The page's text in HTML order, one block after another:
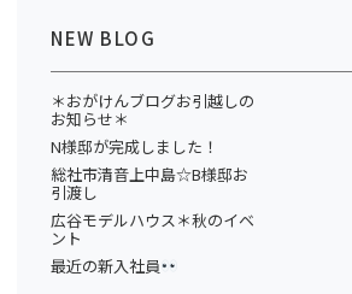
NEW BLOG
＊おがけんブログお引越しの
お知らせ＊
N様邸が完成しました！
総社市清音上中島☆B様邸お
引渡し
広谷モデルハウス＊秋のイベ
ント
最近の新入社員